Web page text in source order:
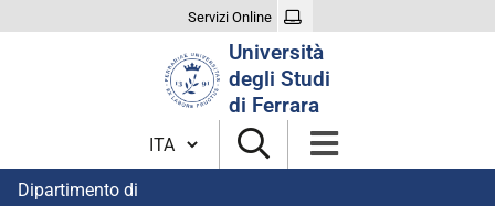
Servizi Online
Università
degli Studi
di Ferrara
Cambia lingua
Dipartimento di